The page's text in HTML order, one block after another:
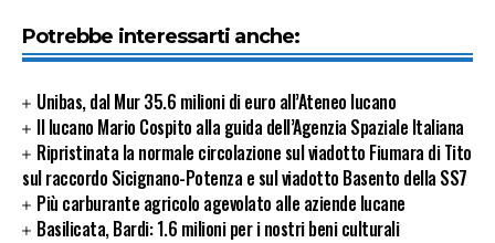
Potrebbe interessarti anche:
Unibas, dal Mur 35.6 milioni di euro all’Ateneo lucano
Il lucano Mario Cospito alla guida dell’Agenzia Spaziale Italiana
Ripristinata la normale circolazione sul viadotto Fiumara di Tito
sul raccordo Sicignano-Potenza e sul viadotto Basento della SS7
Più carburante agricolo agevolato alle aziende lucane
Basilicata, Bardi: 1.6 milioni per i nostri beni culturali